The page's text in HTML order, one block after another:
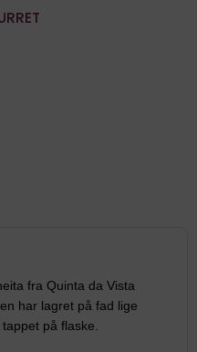
fra Quinta da Vista
har lagret på fad lige
på flaske.